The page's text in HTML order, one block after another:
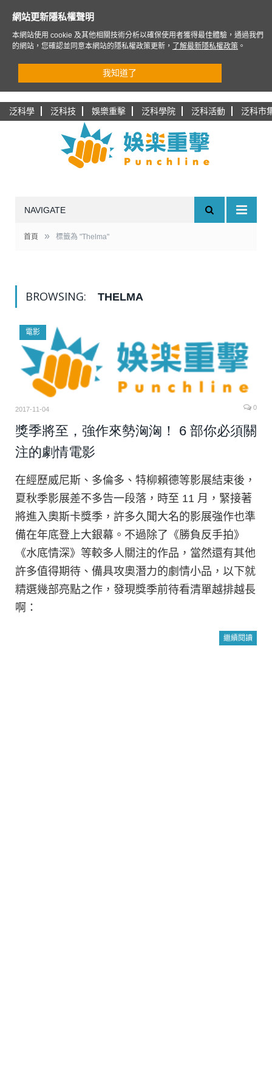
泛科學 泛科技 娛樂重擊 泛科學院 泛科活動 泛科市
NAVIGATE
首頁 » 標籤為 "Thelma"
BROWSING: THELMA
電影
2017-11-04 0
獎季將至，強作來勢洶洶！ 6 部你必須關
注的劇情電影
在經歷威尼斯、多倫多、特柳賴德等影展結束後，
夏秋季影展差不多告一段落，時至 11 月，緊接著
將進入奧斯卡獎季，許多久聞大名的影展強作也準
備在年底登上大銀幕。不過除了《勝負反手拍》
《水底情深》等較多人關注的作品，當然還有其他
許多值得期待、備具攻奧潛力的劇情小品，以下就
精選幾部亮點之作，發現獎季前待看清單越排越長
啊：
繼續閱讀
網站更新隱私權聲明
本網站使用 cookie 及其他相關技術分析以確保使用者獲得最佳體驗，通過我們
的網站，您確認並同意本網站的隱私權政策更新，
了解最新隱私權政策 。
我知道了